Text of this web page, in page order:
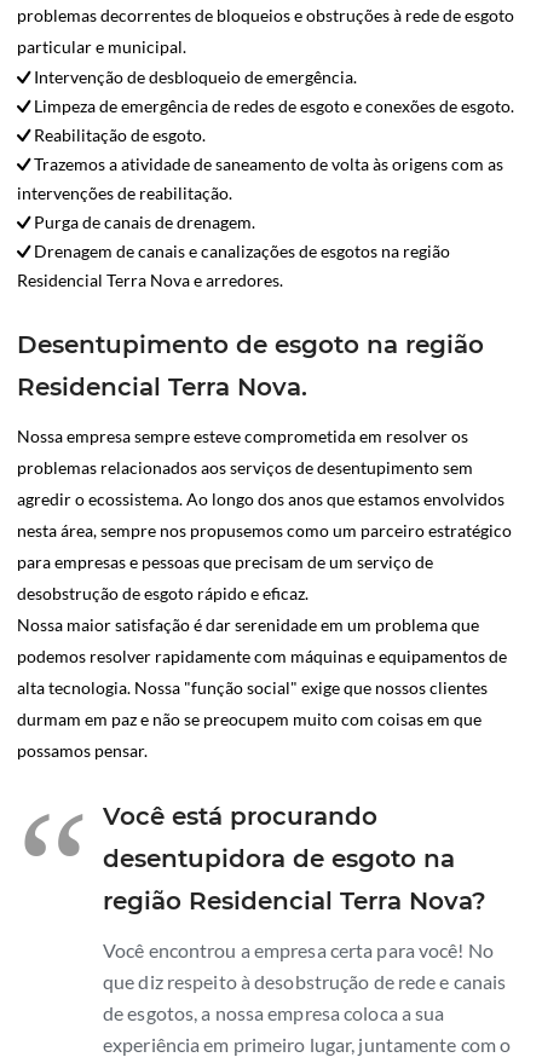
problemas decorrentes de bloqueios e obstruções à rede de esgoto
particular e municipal.
Intervenção de desbloqueio de emergência.
Limpeza de emergência de redes de esgoto e conexões de esgoto.
Reabilitação de esgoto.
Trazemos a atividade de saneamento de volta às origens com as
intervenções de reabilitação.
Purga de canais de drenagem.
Drenagem de canais e canalizações de esgotos na região
Residencial Terra Nova e arredores.
Desentupimento de esgoto na região
Residencial Terra Nova.
Nossa empresa sempre esteve comprometida em resolver os
problemas relacionados aos serviços de desentupimento sem
agredir o ecossistema. Ao longo dos anos que estamos envolvidos
nesta área, sempre nos propusemos como um parceiro estratégico
para empresas e pessoas que precisam de um serviço de
desobstrução de esgoto rápido e eficaz.
Nossa maior satisfação é dar serenidade em um problema que
podemos resolver rapidamente com máquinas e equipamentos de
alta tecnologia. Nossa "função social" exige que nossos clientes
durmam em paz e não se preocupem muito com coisas em que
possamos pensar.
“
Você está procurando
desentupidora de esgoto na
região Residencial Terra Nova?
Você encontrou a empresa certa para você! No
que diz respeito à desobstrução de rede e canais
de esgotos, a nossa empresa coloca a sua
experiência em primeiro lugar, juntamente com o